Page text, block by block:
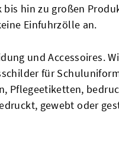
hin zu großen
Einfuhrzölle an.
und Accessoires.
für
Pflegeetiketten,
gewebt oder